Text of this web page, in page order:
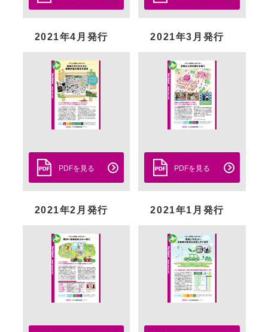
2021年4月発行
PDFを見る
2021年3月発行
PDFを見る
2021年2月発行 2021年1月発行